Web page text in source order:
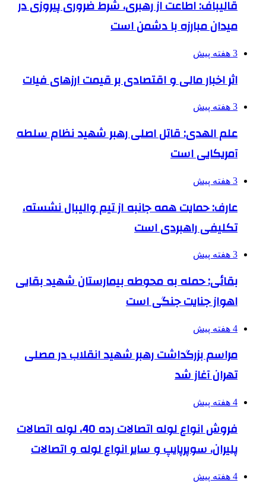
قالیباف: اطاعت از رهبری، شرط ضروری پیروزی در
میدان مبارزه با دشمن است
3 هفته پیش
اثر اخبار مالی و اقتصادی بر قیمت ارزهای فیات
3 هفته پیش
علم الهدی: قاتل اصلی رهبر شهید نظام سلطه
آمریکایی است
3 هفته پیش
عارف: حمایت همه جانبه از تیم والیبال نشسته،
تکلیفی راهبردی است
3 هفته پیش
بقائی: حمله به محوطه بیمارستان شهید بقایی
اهواز جنایت جنگی است
4 هفته پیش
مراسم بزرگداشت رهبر شهید انقلاب در مصلی
تهران آغاز شد
4 هفته پیش
فروش انواع لوله اتصالات رده 40، لوله اتصالات
پلیران، سوپرپایپ و سایر انواع لوله و اتصالات
4 هفته پیش